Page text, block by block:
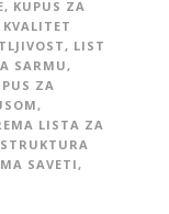
, KUPUS ZA
KVALITET
, LIST
SARMU,
ZA
,
LISTA ZA
STRUKTURA
SAVETI,